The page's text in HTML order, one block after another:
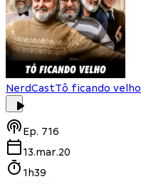
NerdCastTô ficando velho
Ep. 716
13.mar.20
1h39